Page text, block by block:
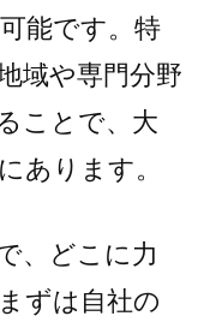
能です。特
域や専門分野
ことで、大
あります。
、どこに力
ずは自社の